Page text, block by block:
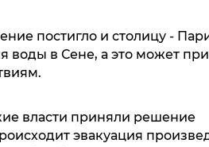
постигло и столицу -
воды в Сене, а это может
власти приняли решение
эвакуация